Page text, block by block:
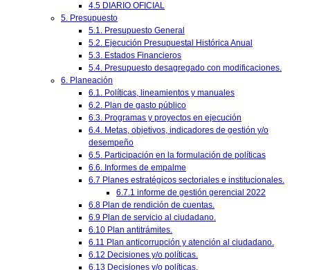
4.5 DIARIO OFICIAL
5. Presupuesto
5.1. Presupuesto General
5.2. Ejecución Presupuestal Histórica Anual
5.3. Estados Financieros
5.4. Presupuesto desagregado con modificaciones.
6. Planeación
6.1. Políticas, lineamientos y manuales
6.2. Plan de gasto público
6.3. Programas y proyectos en ejecución
6.4. Metas, objetivos, indicadores de gestión y/o
desempeño
6.5. Participación en la formulación de políticas
6.6. Informes de empalme
6.7 Planes estratégicos sectoriales e institucionales.
6.7.1 informe de gestión gerencial 2022
6.8 Plan de rendición de cuentas.
6.9 Plan de servicio al ciudadano.
6.10 Plan antitrámites.
6.11 Plan anticorrupción y atención al ciudadano.
6.12 Decisiones y/o políticas.
6.13 Decisiones y/o políticas.